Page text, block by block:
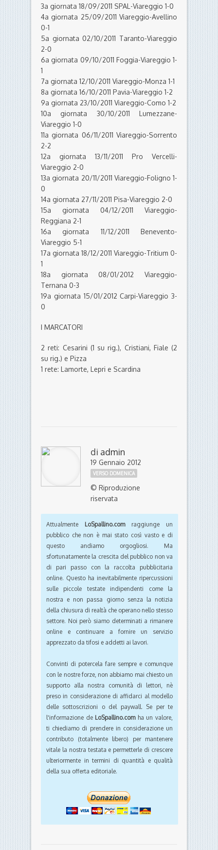
3a giornata 18/09/2011 SPAL-Viareggio 1-0
4a giornata 25/09/2011 Viareggio-Avellino
0-1
5a giornata 02/10/2011 Taranto-Viareggio
2-0
6a giornata 09/10/2011 Foggia-Viareggio 1-
1
7a giornata 12/10/2011 Viareggio-Monza 1-1
8a giornata 16/10/2011 Pavia-Viareggio 1-2
9a giornata 23/10/2011 Viareggio-Como 1-2
10a giornata 30/10/2011 Lumezzane-
Viareggio 1-0
11a giornata 06/11/2011 Viareggio-Sorrento
2-2
12a giornata 13/11/2011 Pro Vercelli-
Viareggio 2-0
13a giornata 20/11/2011 Viareggio-Foligno 1-
0
14a giornata 27/11/2011 Pisa-Viareggio 2-0
15a giornata 04/12/2011 Viareggio-
Reggiana 2-1
16a giornata 11/12/2011 Benevento-
Viareggio 5-1
17a giornata 18/12/2011 Viareggio-Tritium 0-
1
18a giornata 08/01/2012 Viareggio-
Ternana 0-3
19a giornata 15/01/2012 Carpi-Viareggio 3-
0
I MARCATORI
2 reti: Cesarini (1 su rig.), Cristiani, Fiale (2
su rig.) e Pizza
1 rete: Lamorte, Lepri e Scardina
di admin
19 Gennaio 2012
VERSO DOMENICA
© Riproduzione
riservata
Attualmente LoSpallino.comraggiunge un
pubblico che non è mai stato così vasto e di
questo andiamo orgogliosi. Ma
sfortunatamente la crescita del pubblico non va
di pari passo con la raccolta pubblicitaria
online. Questo ha inevitabilmente ripercussioni
sulle piccole testate indipendenti come la
nostra e non passa giorno senza la notizia
della chiusura di realtà che operano nello stesso
settore. Noi però siamo determinati a rimanere
online e continuare a fornire un servizio
apprezzato da tifosi e addetti ai lavori.
Convinti di potercela fare sempre e comunque
con le nostre forze, non abbiamo mai chiesto un
supporto alla nostra comunità di lettori, nè
preso in considerazione di affidarci al modello
delle sottoscrizioni o del paywall. Se per te
l'informazione de LoSpallino.comha un valore,
ti chiediamo di prendere in considerazione un
contributo (totalmente libero) per mantenere
vitale la nostra testata e permetterle di crescere
ulteriormente in termini di quantità e qualità
della sua offerta editoriale.